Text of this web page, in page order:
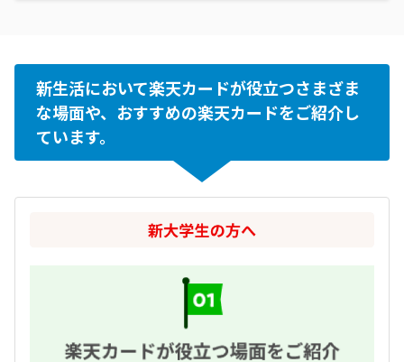
新生活において楽天カードが役立つさまざま
な場面や、おすすめの楽天カードをご紹介し
ています。